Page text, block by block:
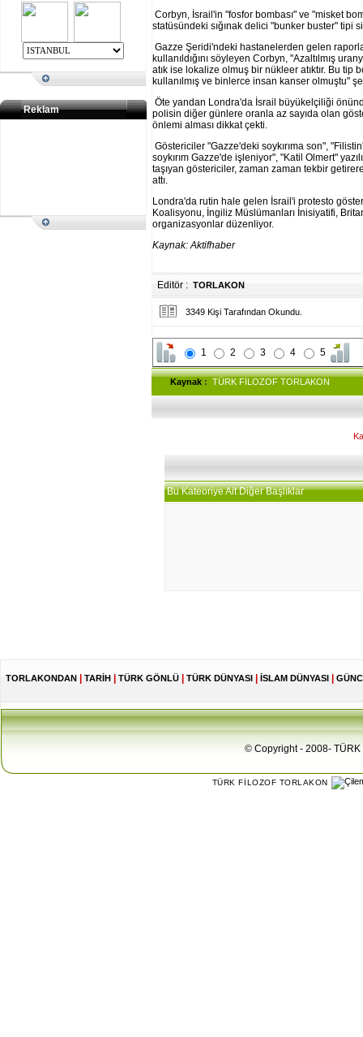
Corbyn, İsrail'in "fosfor bombası" ve "misket
statüsündeki sığınak delici "bunker buster" tipi
Gazze Şeridi'ndeki hastanelerden gelen
kullanıldığını söyleyen Corbyn, "Azaltılmış
atık ise lokalize olmuş bir nükleer atıktır. Bu tip
kullanılmış ve binlerce insan kanser olmuştu"
Öte yandan Londra'da İsrail büyükelçiliği
polisin diğer günlere oranla az sayıda olan
önlemi alması dikkat çekti.
Göstericiler "Gazze'deki soykırıma son",
soykırım Gazze'de işleniyor", "Katil Olmert"
taşıyan göstericiler, zaman zaman tekbir
attı.
Londra'da rutin hale gelen İsrail'i protesto
Koalisyonu, İngiliz Müslümanları İnisiyatifi,
organizasyonlar düzenliyor.
Kaynak:Aktifhaber
Editör : TORLAKON
3349 Kişi Tarafından Okundu.
1 2 3 4 5
Kaynak : TÜRK FİLOZOF TORLAKON
Bu Kateoriye Ait Diğer Başlıklar
Reklam
TORLAKONDAN TARİH TÜRK GÖNLÜ TÜRK DÜNYASI İSLAM DÜNYASI
© Copyright - 2008- TÜRK
TÜRK FİLOZOF TORLAKON